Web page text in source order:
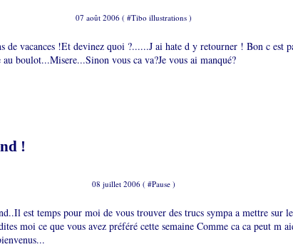
07 août 2006 ( #Tibo illustrations)
vacances !Et devinez quoi ?......J ai hate d y retourner ! Bon c est
boulot...Misere...Sinon vous ca va?Je vous ai manqué?
!
08 juillet 2006 ( #Pause)
est temps pour moi de vous trouver des trucs sympa a mettre sur
moi ce que vous avez préféré cette semaine Comme ca ca peut m